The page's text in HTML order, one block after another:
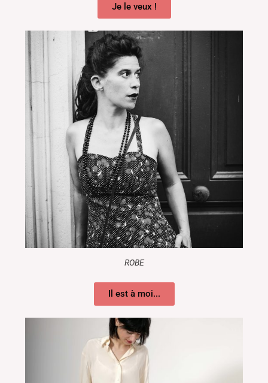
Je le veux !
ROBE
Il est à moi...